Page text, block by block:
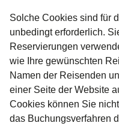
Solche Cookies sind für
unbedingt erforderlich.
Reservierungen
wie Ihre gewünschten
Namen der Reisenden
einer Seite der Website
Cookies können Sie
das Buchungsverfahren